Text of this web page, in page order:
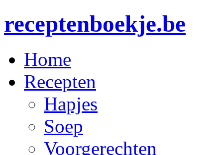
receptenboekje.be
Home
Recepten
Hapjes
Soep
Voorgerechten